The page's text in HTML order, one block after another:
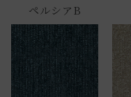
ペルシアB